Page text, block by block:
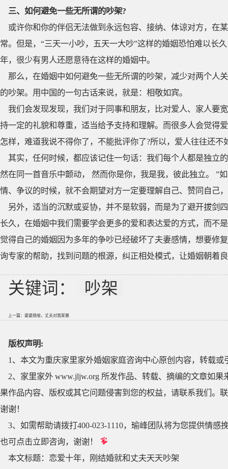
三、如何避免一些无所谓的吵架?
或许你和你的伴侣无法做到永远包容、接纳、体谅对方，在
常。但是，“三天一小吵，五天一大吵”这样的婚姻恐怕难以长
年，很少有男人还愿意待在这样的婚姻中。
那么，在婚姻中如何避免一些无所谓的吵架，减少对两个人
的吵架。用中国的一句古话来说，就是：相敬如宾。
我们会发现发现，我们对于同事和朋友，比对爱人、家人要
持一定的礼貌和尊重，适当给予支持和理解。而很多人会觉得
怎样，难道我说不得你了，不能批评你了?所以，爱人往往还
其实，任何时候，都应该记住一句话：我们每个人都是独立
然在同一首音乐中颤动， 然而你是你，我是我，彼此独立。 ”
情、争议的时候，就不会期望对方一定要理解自己、赞同自己
另外，适当的沉默或妥协，并不是软弱，而是为了避开拔剑
长久，在婚姻中我们需要学会更多的爱和表达爱的方式，而不
觉得自己的婚姻因为多年的争吵已经破坏了夫妻感情，想要修
询专家的帮助，找到问题的根源，纠正相处模式，让婚姻朝着
关键词： 吵架
上一篇： 婆婆挑唆，丈夫对我家暴
版权声明:
1、本文为重庆家里家外婚姻家庭咨询中心原创内容，转载
2、家里家外 www.jljw.org 所发作品、转载、摘编的文章如
果作品内容、版权或其它问题侵害到您的权益，请联系我们。
谢谢！
3、如需帮助请拨打400-023-1110，瑜峰团队将为您提供情
也可点击立即咨询，谢谢！
本文标题： 恋爱十年，刚结婚就和丈夫天天吵架